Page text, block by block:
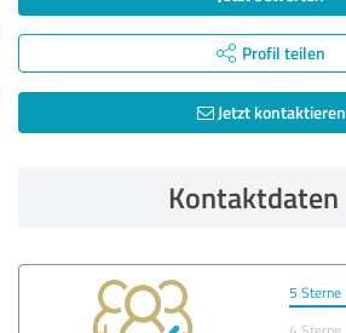
Profil teilen
Jetzt kontaktieren
Kontaktdaten
5 Sterne